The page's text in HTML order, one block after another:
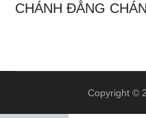
CHÁNH ĐẲNG
Copyright ©